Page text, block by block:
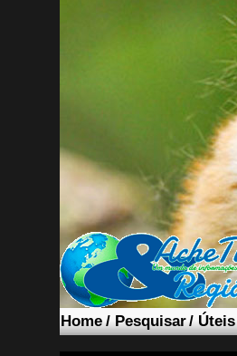
Home/Pesquisar/Úteis